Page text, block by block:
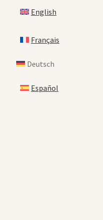
English
Français
Deutsch
Español